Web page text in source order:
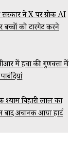
ने X पर ग्रोक AI
को टारगेट करने
में हवा की गुणवत्ता में
बिहारी लाल का
अचानक आया हार्ट